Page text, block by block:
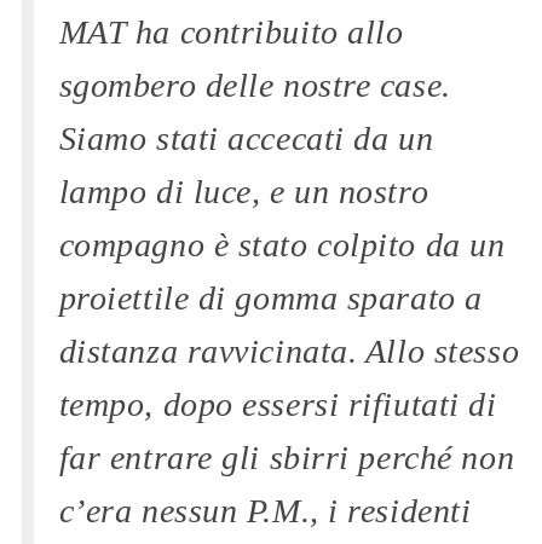
MAT ha contribuito allo
sgombero delle nostre case.
Siamo stati accecati da un
lampo di luce, e un nostro
compagno è stato colpito da un
proiettile di gomma sparato a
distanza ravvicinata. Allo stesso
tempo, dopo essersi rifiutati di
far entrare gli sbirri perché non
c’era nessun P.M., i residenti